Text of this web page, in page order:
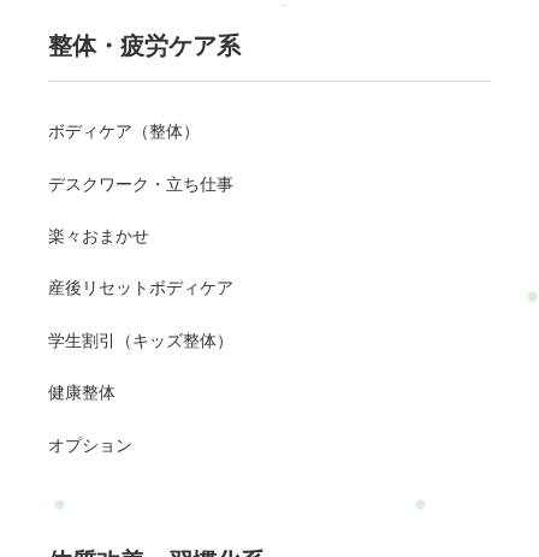
整体・疲労ケア系
ボディケア（整体）
デスクワーク・立ち仕事
楽々おまかせ
産後リセットボディケア
学生割引（キッズ整体）
健康整体
オプション